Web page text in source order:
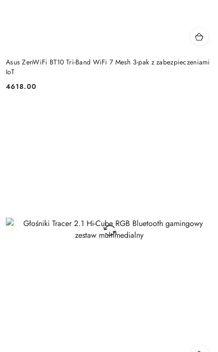
Asus ZenWiFi BT10 Tri-Band WiFi 7 Mesh 3-pak z zabezpieczeniami
IoT
Cena:
4618.00